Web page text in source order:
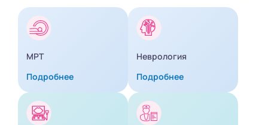
МРТ
Подробнее
Неврология
Подробнее